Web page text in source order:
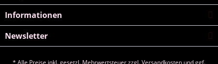
Informationen
Newsletter